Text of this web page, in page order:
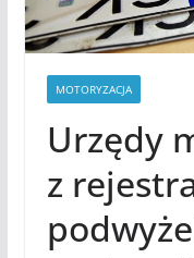
MOTORYZACJA
Urzędy
z